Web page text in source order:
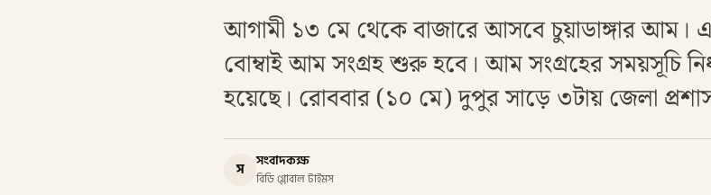
আগামী ১৩ মে থেকে বাজারে আসবে চুয়াডাঙ্গার আম।
বোম্বাই আম সংগ্রহ শুরু হবে। আম সংগ্রহের সময়সূচি
হয়েছে। রোববার (১০ মে) দুপুর সাড়ে ৩টায় জেলা
স সংবাদকক্ষ
বিডি গ্লোবাল টাইমস